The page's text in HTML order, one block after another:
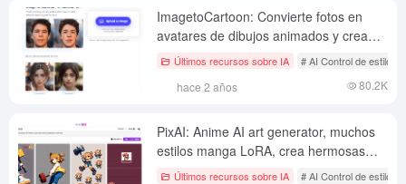
ImagetoCartoon: Convierte fotos en
avatares de dibujos animados y crea
fácilmente imágenes de dibujos
Últimos recursos sobre IA # AI Control de estilo
hace 2 años 80.2K
PixAI: Anime AI art generator, muchos
estilos manga LoRA, crea hermosas
obras manga secundarias
Últimos recursos sobre IA # AI Control de estilo